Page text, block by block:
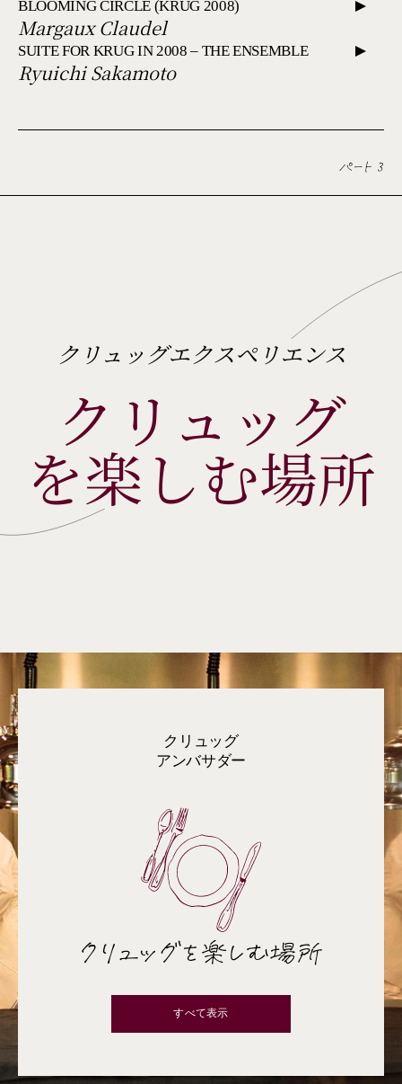
BLOOMING CIRCLE (KRUG 2008)
Margaux Claudel
SUITE FOR KRUG IN 2008 – THE ENSEMBLE
Ryuichi Sakamoto
パート 3
クリュッグエクスペリエンス
クリュッグ
を楽しむ場所
クリュッグ
アンバサダー
クリュッグを楽しむ場所
すべて表示